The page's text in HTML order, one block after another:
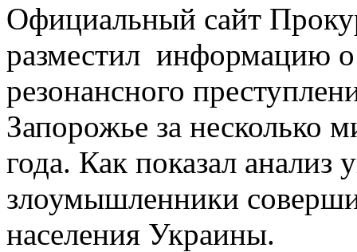
Официальный сайт
разместил информацию о
резонансного
Запорожье за несколько
года. Как показал анализ
злоумышленники
населения Украины.